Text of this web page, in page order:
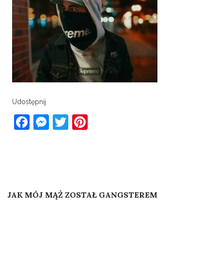
Udostępnij
Facebook
Messenger
Twitter
Post
navigation
JAK MÓJ MĄŻ ZOSTAŁ GANGSTEREM